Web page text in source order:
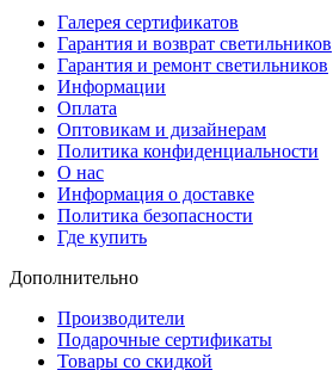
Галерея сертификатов
Гарантия и возврат светильников
Гарантия и ремонт светильников
Информации
Оплата
Оптовикам и дизайнерам
Политика конфиденциальности
О нас
Информация о доставке
Политика безопасности
Где купить
Дополнительно
Производители
Подарочные сертификаты
Товары со скидкой